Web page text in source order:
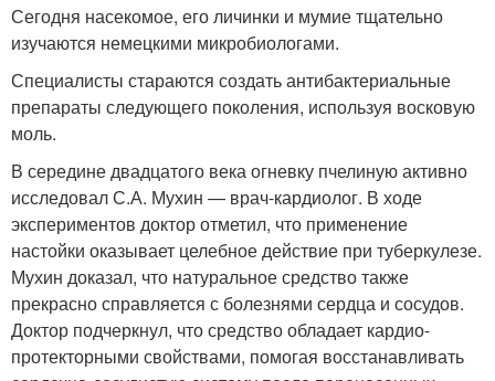
Сегодня насекомое, его личинки и мумие тщательно
изучаются немецкими микробиологами.
Специалисты стараются создать антибактериальные
препараты следующего поколения, используя восковую
моль.
В середине двадцатого века огневку пчелиную активно
исследовал С.А. Мухин — врач-кардиолог. В ходе
экспериментов доктор отметил, что применение
настойки оказывает целебное действие при туберкулезе.
Мухин доказал, что натуральное средство также
прекрасно справляется с болезнями сердца и сосудов.
Доктор подчеркнул, что средство обладает кардио-
протекторными свойствами, помогая восстанавливать